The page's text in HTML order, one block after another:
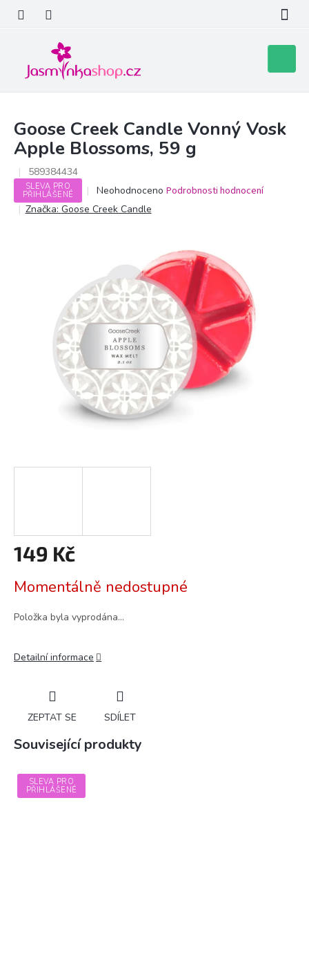
obsah
košík
Goose Creek Candle Vonný Vosk
Apple Blossoms, 59 g
589384434
SLEVA PRO
PŘIHLÁŠENÉ
Průměrné
hodnocení
produktu
hvězdiček.
Neohodnoceno Podrobnosti hodnocení
Značka: Goose Creek Candle
149 Kč
cena:
Momentálně nedostupné
Položka byla vyprodána…
Detailní informace
ZEPTAT SE SDÍLET
Související produkty
SLEVA PRO
PŘIHLÁŠENÉ